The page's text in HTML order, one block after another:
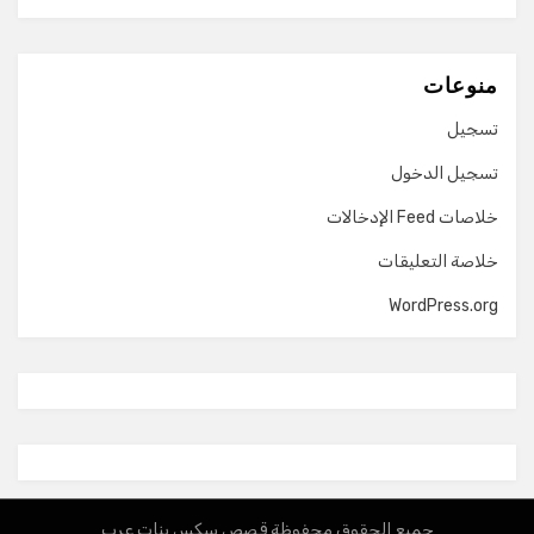
منوعات
تسجيل
تسجيل الدخول
خلاصات Feed الإدخالات
خلاصة التعليقات
WordPress.org
جميع الحقوق محفوظة قصص سكس بنات عرب